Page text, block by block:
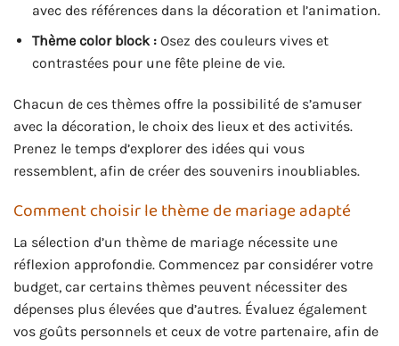
avec des références dans la décoration et l’animation.
Thème color block :Osez des couleurs vives et
contrastées pour une fête pleine de vie.
Chacun de ces thèmes offre la possibilité de s’amuser
avec la décoration, le choix des lieux et des activités.
Prenez le temps d’explorer des idées qui vous
ressemblent, afin de créer des souvenirs inoubliables.
Comment choisir le thème de mariage adapté
La sélection d’un thème de mariage nécessite une
réflexion approfondie. Commencez par considérer votre
budget, car certains thèmes peuvent nécessiter des
dépenses plus élevées que d’autres. Évaluez également
vos goûts personnels et ceux de votre partenaire, afin de